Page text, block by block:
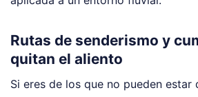
Rutas de senderismo y
quitan el aliento
Si eres de los que no pueden estar